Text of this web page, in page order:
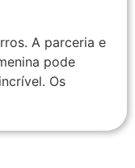
A parceria e
pode
Os